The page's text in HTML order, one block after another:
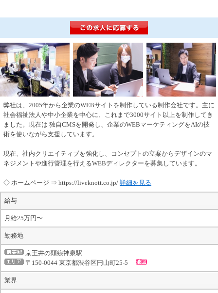
弊社は、2005年から企業のWEBサイトを制作している制作会社です。主に
社会福祉法人や中小企業を中心に、これまで3000サイト以上を制作してき
ました。現在は 独自CMSを開発し、企業のWEBマーケティングをAIの技
術を使いながら支援しています。
現在、社内クリエイティブを強化し、コンセプトの立案からデザインのマ
ネジメントや進行管理を行えるWEBディレクターを募集しています。
◇ ホームページ ⇒ https://liveknott.co.jp/ 詳細を見る
給与
月給25万円〜
勤務地
京王井の頭線神泉駅
〒150-0044 東京都渋谷区円山町25-5
業界